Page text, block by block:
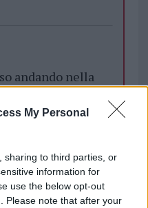
My Personal
sharing to third parties, or
information for
use the below opt-out
Please note that after your
andando nella
Golfo Aranci Notizie